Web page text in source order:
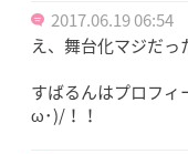
2017.06.19 06:54
え、舞台化マジだっ
すばるんはプロフィ
ω･)/！！